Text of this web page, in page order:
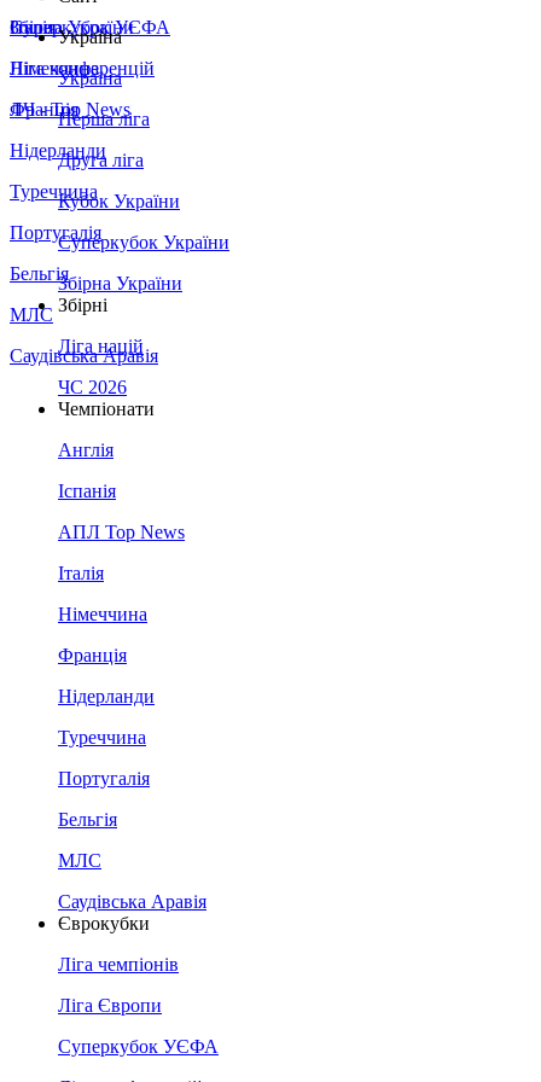
Збірна України
Італія
Німеччина
Франція
Нідерланди
Туреччина
Португалія
Бельгія
МЛС
Саудівська Аравія
Суперкубок УЄФА
Ліга конференцій
ЛЧ - Top News
Україна
Україна
Перша ліга
Друга ліга
Кубок України
Суперкубок України
Збірна України
Збірні
Ліга націй
ЧС 2026
Чемпіонати
Англія
Іспанія
АПЛ Top News
Італія
Німеччина
Франція
Нідерланди
Туреччина
Португалія
Бельгія
МЛС
Саудівська Аравія
Єврокубки
Ліга чемпіонів
Ліга Європи
Суперкубок УЄФА